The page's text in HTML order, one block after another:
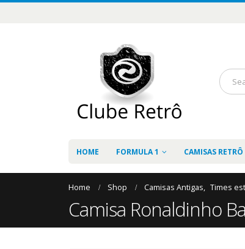
HOME FORMULA 1 CAMISAS RETRÔ
Home Shop Camisas Antigas, Times
Camisa Ronaldinho